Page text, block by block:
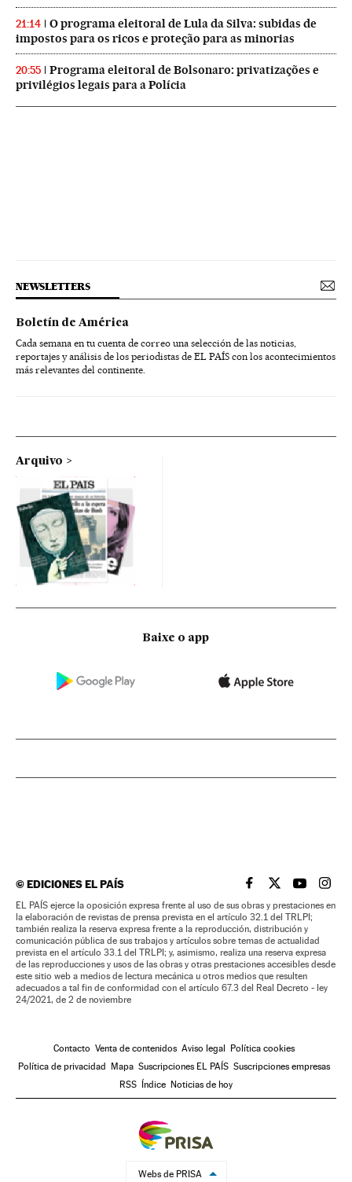
21:14
O programa eleitoral de Lula da Silva: subidas de
impostos para os ricos e proteção para as minorias
20:55
Programa eleitoral de Bolsonaro: privatizações e
privilégios legais para a Polícia
NEWSLETTERS
Boletín de América
Cada semana en tu cuenta de correo una selección de las noticias,
reportajes y análisis de los periodistas de EL PAÍS con los acontecimientos
más relevantes del continente.
Arquivo
Baixe o app
©EDICIONES EL PAÍS EL PAÍS BRASIL EN
EL PAÍSEL PAÍS
EL
EL PAÍS ejerce la oposición expresa frente al uso de sus obras y prestaciones en
la elaboración de revistas de prensa prevista en el artículo 32.1 del TRLPI;
también realiza la reserva expresa frente a la reproducción, distribución y
comunicación pública de sus trabajos y artículos sobre temas de actualidad
prevista en el artículo 33.1 del TRLPI; y, asimismo, realiza una reserva expresa
de las reproducciones y usos de las obras y otras prestaciones accesibles desde
este sitio web a medios de lectura mecánica u otros medios que resulten
adecuados a tal fin de conformidad con el artículo 67.3 del Real Decreto - ley
24/2021, de 2 de noviembre
Contacto Venta de contenidos Aviso legal
Política cookies
Política de privacidad
Mapa Suscripciones EL PAÍS Suscripciones empresas
RSS
Índice Noticias de hoy
Webs de PRISA